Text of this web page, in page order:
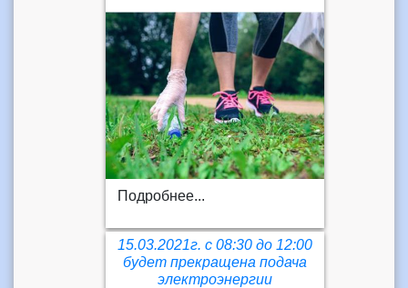
Подробнее...
15.03.2021г. с 08:30 до 12:00
будет прекращена подача
электроэнергии